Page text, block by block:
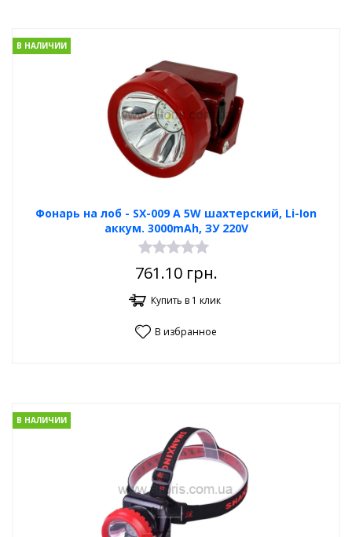
Фонарь на лоб - SX-009 А 5W шахтерский, Li-Ion
аккум. 3000mAh, ЗУ 220V
В НАЛИЧИИ
761.10грн.
Купить в 1 клик
В избранное
В НАЛИЧИИ